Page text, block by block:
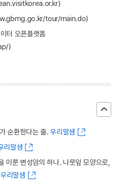
tour/main.do)
터 오픈플랫폼
)
순환한다는 줄.우리말샘
리말샘
이룬 변성암의 하나. 나뭇잎 모양으로,
우리말샘